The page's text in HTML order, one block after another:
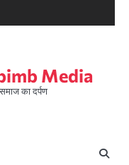
Media
समाज का दर्पण